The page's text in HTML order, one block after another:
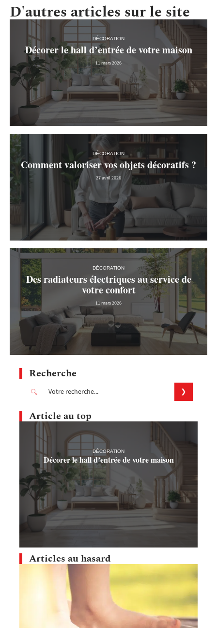
D'autres articles sur le site
DÉCORATION
Décorer le hall d’entrée de votre maison
11 mars 2026
DÉCORATION
Comment valoriser vos objets décoratifs ?
27 avril 2026
DÉCORATION
Des radiateurs électriques au service de
votre confort
11 mars 2026
Recherche
Article au top
DÉCORATION
Décorer le hall d’entrée de votre maison
Articles au hasard